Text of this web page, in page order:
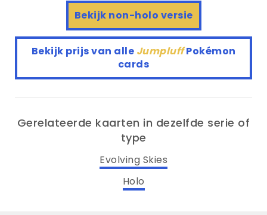
Bekijk non-holo versie
Bekijk prijs van alle JumpluffPokémon
cards
Gerelateerde kaarten in dezelfde serie of
type
Evolving Skies
Holo